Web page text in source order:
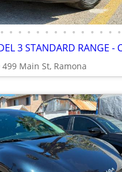
• • • • • • • • • • • • • •
499 Main St, Ramona